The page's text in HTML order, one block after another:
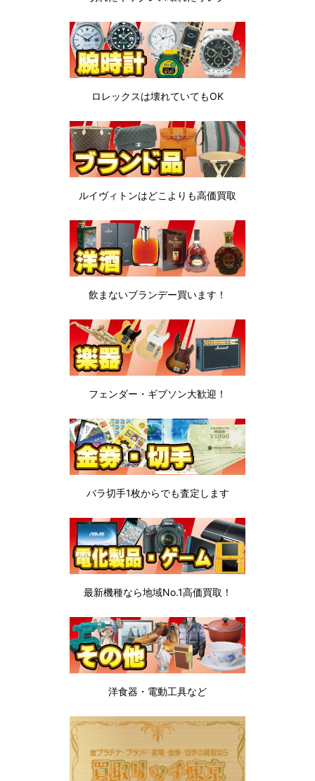
ロレックスは壊れていてもOK
ルイヴィトンはどこよりも高価買取
飲まないブランデー買います！
フェンダー・ギブソン大歓迎！
バラ切手1枚からでも査定します
最新機種なら地域No.1高価買取！
洋食器・電動工具など